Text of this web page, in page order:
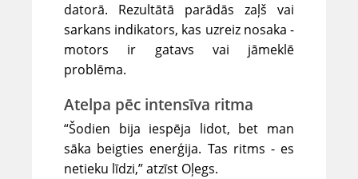
datorā. Rezultātā parādās zaļš vai
sarkans indikators, kas uzreiz nosaka -
motors ir gatavs vai jāmeklē
problēma.
Atelpa pēc intensīva ritma
“Šodien bija iespēja lidot, bet man
sāka beigties enerģija. Tas ritms - es
netieku līdzi,” atzīst Oļegs.